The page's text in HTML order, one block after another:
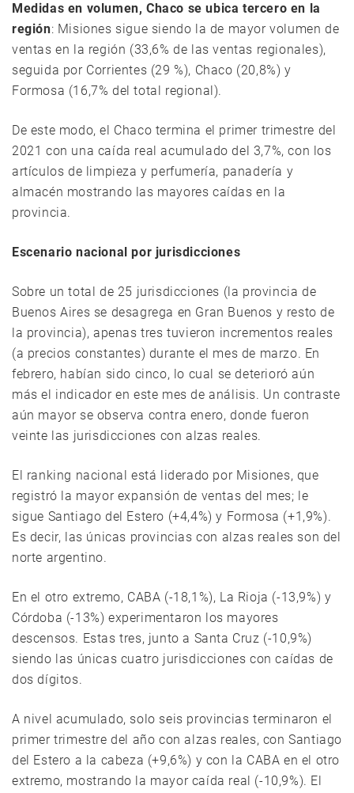
Medidas en volumen, Chaco se ubica tercero en la
región: Misiones sigue siendo la de mayor volumen de
ventas en la región (33,6% de las ventas regionales),
seguida por Corrientes (29 %), Chaco (20,8%) y
Formosa (16,7% del total regional).
De este modo, el Chaco termina el primer trimestre del
2021 con una caída real acumulado del 3,7%, con los
artículos de limpieza y perfumería, panadería y
almacén mostrando las mayores caídas en la
provincia.
Escenario nacional por jurisdicciones
Sobre un total de 25 jurisdicciones (la provincia de
Buenos Aires se desagrega en Gran Buenos y resto de
la provincia), apenas tres tuvieron incrementos reales
(a precios constantes) durante el mes de marzo. En
febrero, habían sido cinco, lo cual se deterioró aún
más el indicador en este mes de análisis. Un contraste
aún mayor se observa contra enero, donde fueron
veinte las jurisdicciones con alzas reales.
El ranking nacional está liderado por Misiones, que
registró la mayor expansión de ventas del mes; le
sigue Santiago del Estero (+4,4%) y Formosa (+1,9%).
Es decir, las únicas provincias con alzas reales son del
norte argentino.
En el otro extremo, CABA (-18,1%), La Rioja (-13,9%) y
Córdoba (-13%) experimentaron los mayores
descensos. Estas tres, junto a Santa Cruz (-10,9%)
siendo las únicas cuatro jurisdicciones con caídas de
dos dígitos.
A nivel acumulado, solo seis provincias terminaron el
primer trimestre del año con alzas reales, con Santiago
del Estero a la cabeza (+9,6%) y con la CABA en el otro
extremo, mostrando la mayor caída real (-10,9%). El